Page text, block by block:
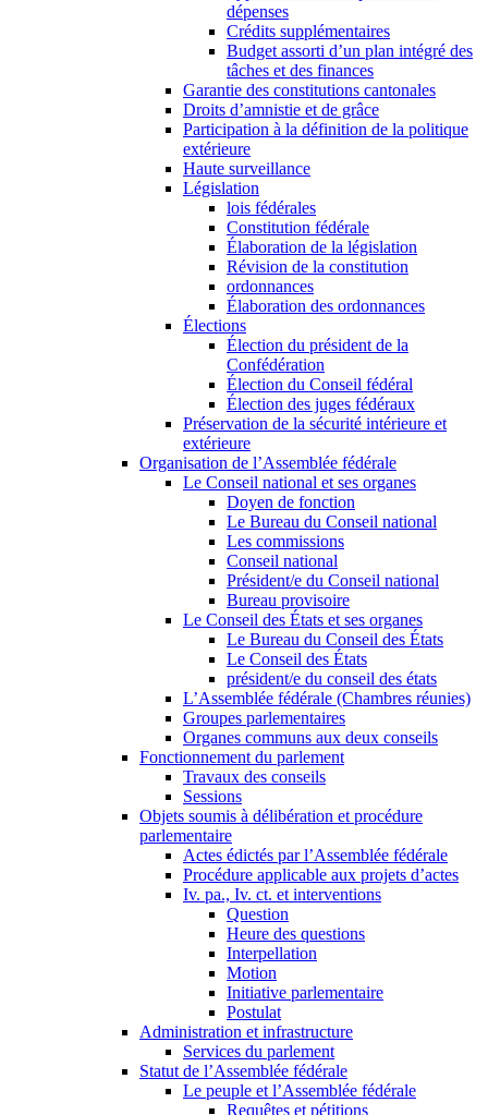
dépenses
Crédits supplémentaires
Budget assorti d’un plan intégré des
tâches et des finances
Garantie des constitutions cantonales
Droits d’amnistie et de grâce
Participation à la définition de la politique
extérieure
Haute surveillance
Législation
lois fédérales
Constitution fédérale
Élaboration de la législation
Révision de la constitution
ordonnances
Élaboration des ordonnances
Élections
Élection du président de la
Confédération
Élection du Conseil fédéral
Élection des juges fédéraux
Préservation de la sécurité intérieure et
extérieure
Organisation de l’Assemblée fédérale
Le Conseil national et ses organes
Doyen de fonction
Le Bureau du Conseil national
Les commissions
Conseil national
Président/e du Conseil national
Bureau provisoire
Le Conseil des États et ses organes
Le Bureau du Conseil des États
Le Conseil des États
président/e du conseil des états
L’Assemblée fédérale (Chambres réunies)
Groupes parlementaires
Organes communs aux deux conseils
Fonctionnement du parlement
Travaux des conseils
Sessions
Objets soumis à délibération et procédure
parlementaire
Actes édictés par l’Assemblée fédérale
Procédure applicable aux projets d’actes
Iv. pa., Iv. ct. et interventions
Question
Heure des questions
Interpellation
Motion
Initiative parlementaire
Postulat
Administration et infrastructure
Services du parlement
Statut de l’Assemblée fédérale
Le peuple et l’Assemblée fédérale
Requêtes et pétitions